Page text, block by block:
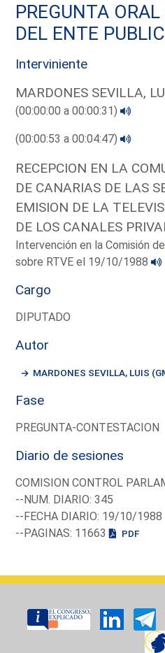
PREGUNTA
DEL ENTE
Interviniente
MARDONES SEVILLA,
(00:00:00 a 00:00:31)
(00:00:53 a 00:04:47)
RECEPCION EN LA
DE CANARIAS DE LAS
EMISION DE LA
DE LOS CANALES
Intervención en la Comisión
sobre RTVE el 19/10/1988
Cargo
DIPUTADO
Autor
MARDONES SEVILLA, LUIS
Fase
PREGUNTA-CONTESTACION
Diario de sesiones
COMISION CONTROL
--NUM. DIARIO: 345
--FECHA DIARIO: 19/10/1988
--PAGINAS: 11663
PDF